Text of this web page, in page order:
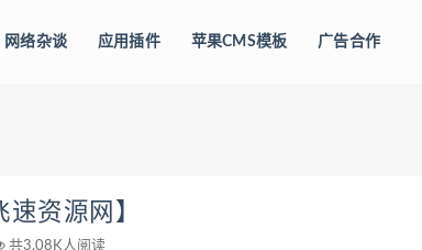
网络杂谈 应用插件 苹果CMS模板 广告合作
资源网】
共3.08K人阅读